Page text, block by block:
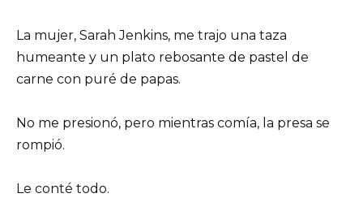
La mujer, Sarah Jenkins, me trajo una taza
humeante y un plato rebosante de pastel de
carne con puré de papas.
No me presionó, pero mientras comía, la presa se
rompió.
Le conté todo.